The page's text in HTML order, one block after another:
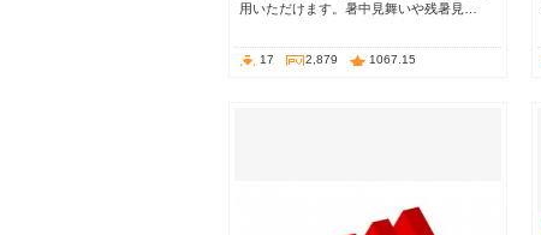
用いただけます。暑中見舞いや残暑見…
17 2,879 1067.15